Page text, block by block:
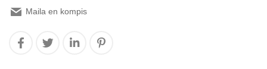
Maila en kompis